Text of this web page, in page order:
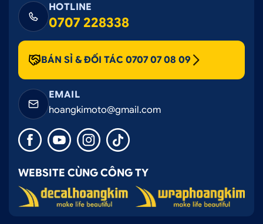
HOTLINE
0707 228338
BÁN SỈ & ĐỐI TÁC 0707 07 08 09
EMAIL
hoangkimoto@gmail.com
WEBSITE CÙNG CÔNG TY